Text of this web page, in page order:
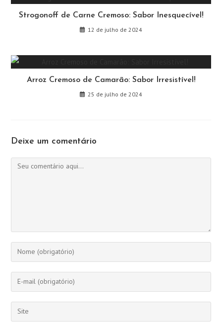
Strogonoff de Carne Cremoso: Sabor Inesquecível!
12 de julho de 2024
Arroz Cremoso de Camarão: Sabor Irresistível!
25 de julho de 2024
Deixe um comentário
Comentário
Digite
seu
nome
ou
de
usuário
Digite
seu
endereço
de
Digite
o